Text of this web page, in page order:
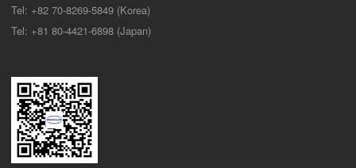
Tel: +82 70-8269-5849 (Korea)
Tel: +81 80-4421-6898 (Japan)